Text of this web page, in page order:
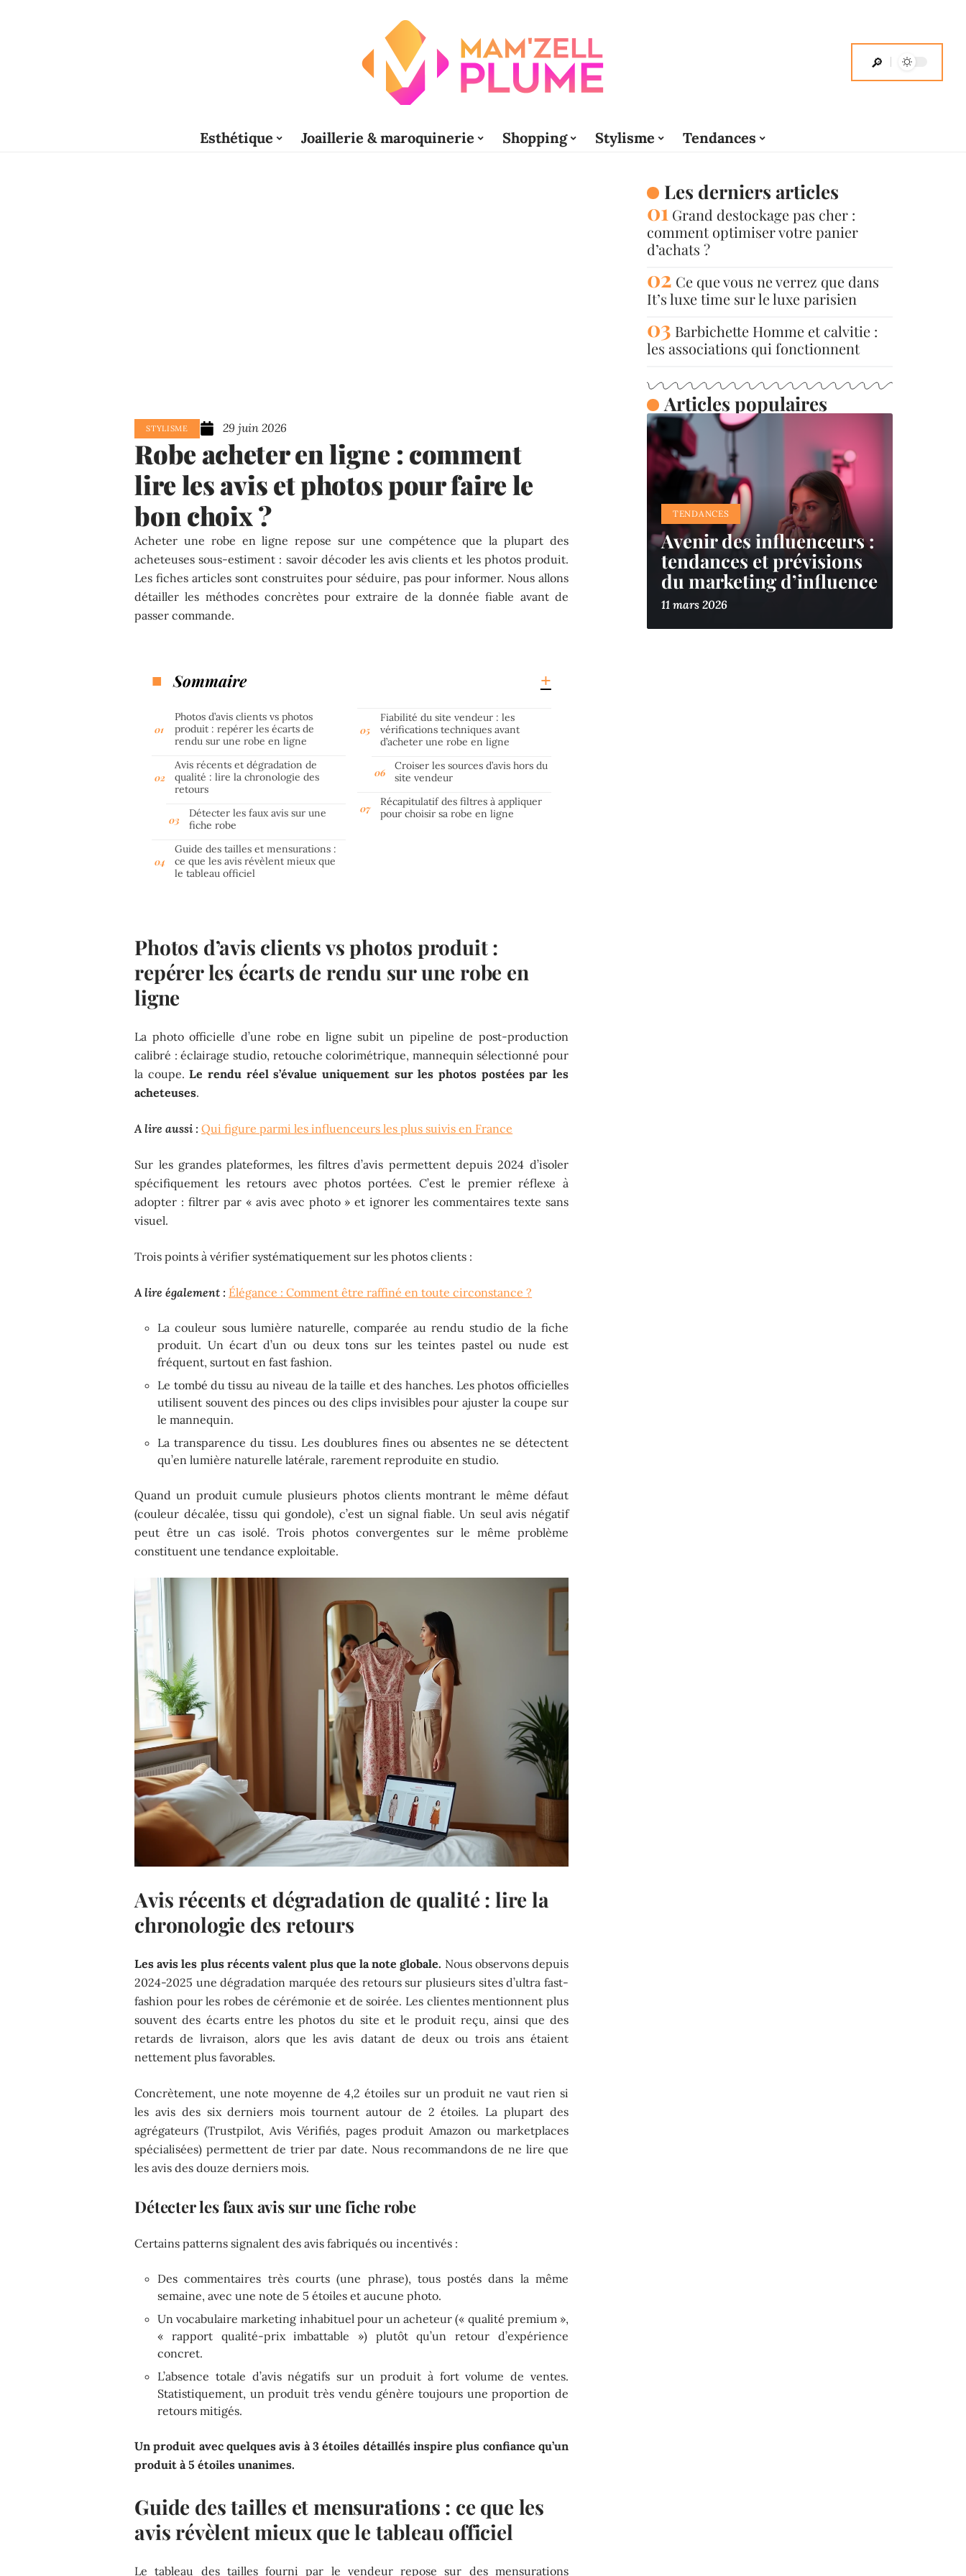
Esthétique Joaillerie & maroquinerie Shopping Stylisme Tendances
STYLISME 29 juin 2026
Robe acheter en ligne : comment
lire les avis et photos pour faire le
bon choix ?
Acheter une robe en ligne repose sur une compétence que la plupart des
acheteuses sous-estiment : savoir décoder les avis clients et les photos produit.
Les fiches articles sont construites pour séduire, pas pour informer. Nous allons
détailler les méthodes concrètes pour extraire de la donnée fiable avant de
passer commande.
Sommaire
Photos d’avis clients vs photos
produit : repérer les écarts de
rendu sur une robe en ligne
Avis récents et dégradation de
qualité : lire la chronologie des
retours
Détecter les faux avis sur une
fiche robe
Guide des tailles et mensurations :
ce que les avis révèlent mieux que
le tableau officiel
Fiabilité du site vendeur : les
vérifications techniques avant
d’acheter une robe en ligne
Croiser les sources d’avis hors du
site vendeur
Récapitulatif des filtres à appliquer
pour choisir sa robe en ligne
Photos d’avis clients vs photos produit :
repérer les écarts de rendu sur une robe en
ligne
La photo officielle d’une robe en ligne subit un pipeline de post-production
calibré : éclairage studio, retouche colorimétrique, mannequin sélectionné pour
la coupe.Le rendu réel s’évalue uniquement sur les photos postées par les
acheteuses.
A lire aussi : Qui figure parmi les influenceurs les plus suivis en France
Sur les grandes plateformes, les filtres d’avis permettent depuis 2024 d’isoler
spécifiquement les retours avec photos portées. C’est le premier réflexe à
adopter : filtrer par « avis avec photo » et ignorer les commentaires texte sans
visuel.
Trois points à vérifier systématiquement sur les photos clients :
A lire également : Élégance : Comment être raffiné en toute circonstance ?
La couleur sous lumière naturelle, comparée au rendu studio de la fiche
produit. Un écart d’un ou deux tons sur les teintes pastel ou nude est
fréquent, surtout en fast fashion.
Le tombé du tissu au niveau de la taille et des hanches. Les photos officielles
utilisent souvent des pinces ou des clips invisibles pour ajuster la coupe sur
le mannequin.
La transparence du tissu. Les doublures fines ou absentes ne se détectent
qu’en lumière naturelle latérale, rarement reproduite en studio.
Quand un produit cumule plusieurs photos clients montrant le même défaut
(couleur décalée, tissu qui gondole), c’est un signal fiable. Un seul avis négatif
peut être un cas isolé. Trois photos convergentes sur le même problème
constituent une tendance exploitable.
Avis récents et dégradation de qualité : lire la
chronologie des retours
Les avis les plus récents valent plus que la note globale. Nous observons depuis
2024-2025 une dégradation marquée des retours sur plusieurs sites d’ultra fast-
fashion pour les robes de cérémonie et de soirée. Les clientes mentionnent plus
souvent des écarts entre les photos du site et le produit reçu, ainsi que des
retards de livraison, alors que les avis datant de deux ou trois ans étaient
nettement plus favorables.
Concrètement, une note moyenne de 4,2 étoiles sur un produit ne vaut rien si
les avis des six derniers mois tournent autour de 2 étoiles. La plupart des
agrégateurs (Trustpilot, Avis Vérifiés, pages produit Amazon ou marketplaces
spécialisées) permettent de trier par date. Nous recommandons de ne lire que
les avis des douze derniers mois.
Détecter les faux avis sur une fiche robe
Certains patterns signalent des avis fabriqués ou incentivés :
Des commentaires très courts (une phrase), tous postés dans la même
semaine, avec une note de 5 étoiles et aucune photo.
Un vocabulaire marketing inhabituel pour un acheteur (« qualité premium »,
« rapport qualité-prix imbattable ») plutôt qu’un retour d’expérience
concret.
L’absence totale d’avis négatifs sur un produit à fort volume de ventes.
Statistiquement, un produit très vendu génère toujours une proportion de
retours mitigés.
Un produit avec quelques avis à 3 étoiles détaillés inspire plus confiance qu’un
produit à 5 étoiles unanimes.
Guide des tailles et mensurations : ce que les
avis révèlent mieux que le tableau officiel
Le tableau des tailles fourni par le vendeur repose sur des mensurations
Les derniers articles
Grand destockage pas cher :
comment optimiser votre panier
d’achats ?
Ce que vous ne verrez que dans
It’s luxe time sur le luxe parisien
Barbichette Homme et calvitie :
les associations qui fonctionnent
Articles populaires
TENDANCES
Avenir des influenceurs :
tendances et prévisions
du marketing d’influence
11 mars 2026